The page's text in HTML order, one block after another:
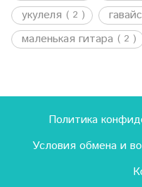
укулеля ( 2 )
маленькая гитара ( 2 )
Политика
Условия обмена и